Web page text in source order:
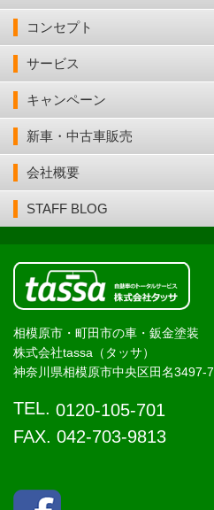
コンセプト
サービス
キャンペーン
新車・中古車販売
会社概要
STAFF BLOG
相模原市・町田市の車・鈑金塗装
株式会社tassa（タッサ）
神奈川県相模原市中央区田名3497-7
TEL. 0120-105-701
FAX. 042-703-9813